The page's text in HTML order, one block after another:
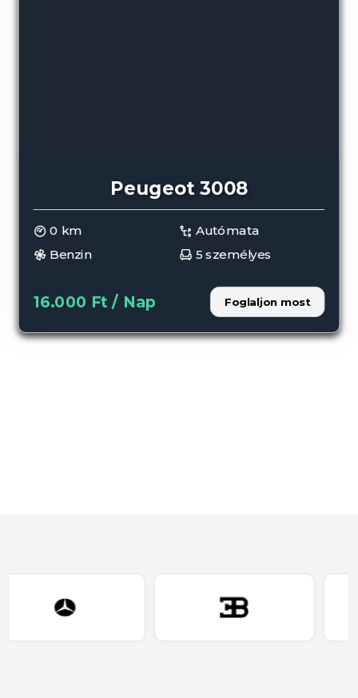
Peugeot 3008
0 km Autómata
Benzin 5 személyes
16.000 Ft / Nap Foglaljon most